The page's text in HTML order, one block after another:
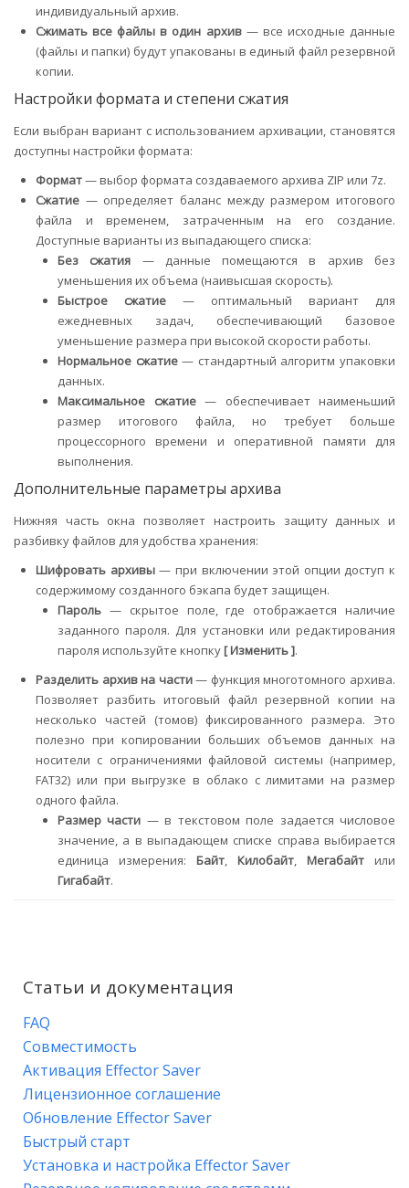
индивидуальный архив.
Сжимать все файлы в один архив— все исходные данные
(файлы и папки) будут упакованы в единый файл резервной
копии.
Настройки формата и степени сжатия
Если выбран вариант с использованием архивации, становятся
доступны настройки формата:
Формат— выбор формата создаваемого архива ZIP или 7z.
Сжатие — определяет баланс между размером итогового
файла и временем, затраченным на его создание.
Доступные варианты из выпадающего списка:
Без сжатия — данные помещаются в архив без
уменьшения их объема (наивысшая скорость).
Быстрое сжатие — оптимальный вариант для
ежедневных задач, обеспечивающий базовое
уменьшение размера при высокой скорости работы.
Нормальное сжатие— стандартный алгоритм упаковки
данных.
Максимальное сжатие— обеспечивает наименьший
размер итогового файла, но требует больше
процессорного времени и оперативной памяти для
выполнения.
Дополнительные параметры архива
Нижняя часть окна позволяет настроить защиту данных и
разбивку файлов для удобства хранения:
Шифровать архивы— при включении этой опции доступ к
содержимому созданного бэкапа будет защищен.
Пароль — скрытое поле, где отображается наличие
заданного пароля. Для установки или редактирования
пароля используйте кнопку[ Изменить ].
Разделить архив на части— функция многотомного архива.
Позволяет разбить итоговый файл резервной копии на
несколько частей (томов) фиксированного размера. Это
полезно при копировании больших объемов данных на
носители с ограничениями файловой системы (например,
FAT32) или при выгрузке в облако с лимитами на размер
одного файла.
Размер части — в текстовом поле задается числовое
значение, а в выпадающем списке справа выбирается
единица измерения: Байт, Килобайт, Мегабайт или
Гигабайт.
Статьи и документация
FAQ
Совместимость
Активация Effector Saver
Лицензионное соглашение
Обновление Effector Saver
Быстрый старт
Установка и настройка Effector Saver